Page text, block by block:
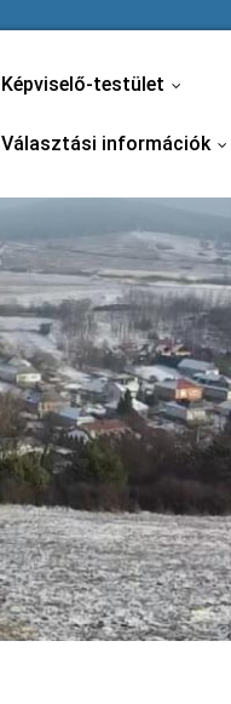
Képviselő-testület
Választási információk